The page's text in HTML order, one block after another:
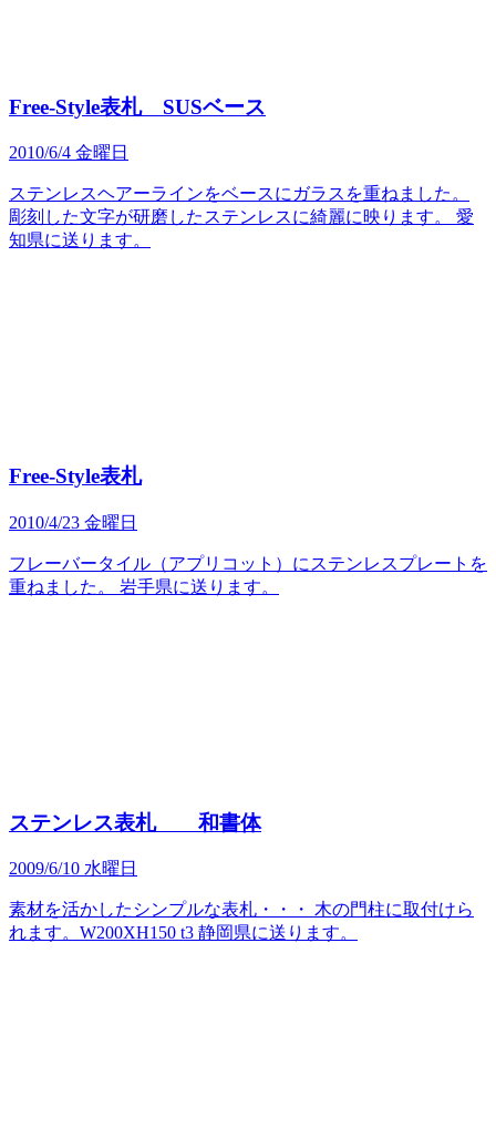
Free-Style表札 SUSベース
2010/6/4 金曜日
ステンレスヘアーラインをベースにガラスを重ねました。
彫刻した文字が研磨したステンレスに綺麗に映ります。 愛
知県に送ります。
Free-Style表札
2010/4/23 金曜日
フレーバータイル（アプリコット）にステンレスプレートを
重ねました。 岩手県に送ります。
ステンレス表札 和書体
2009/6/10 水曜日
素材を活かしたシンプルな表札・・・ 木の門柱に取付けら
れます。W200XH150 t3 静岡県に送ります。